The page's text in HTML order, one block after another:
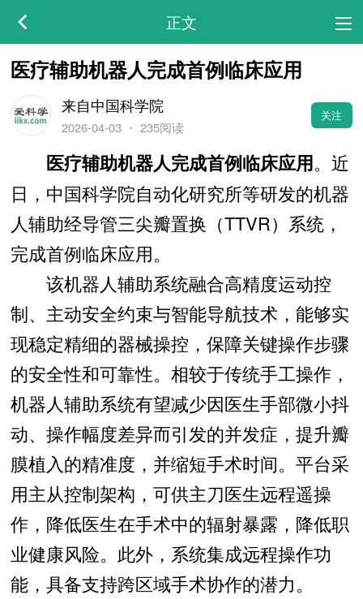
正文
医疗辅助机器人完成首例临床应用
来自中国科学院
2026-04-03・ 235阅读
关注
医疗辅助机器人完成首例临床应用。近
日，中国科学院自动化研究所等研发的机器
人辅助经导管三尖瓣置换（TTVR）系统，
完成首例临床应用。
该机器人辅助系统融合高精度运动控
制、主动安全约束与智能导航技术，能够实
现稳定精细的器械操控，保障关键操作步骤
的安全性和可靠性。相较于传统手工操作，
机器人辅助系统有望减少因医生手部微小抖
动、操作幅度差异而引发的并发症，提升瓣
膜植入的精准度，并缩短手术时间。平台采
用主从控制架构，可供主刀医生远程遥操
作，降低医生在手术中的辐射暴露，降低职
业健康风险。此外，系统集成远程操作功
能，具备支持跨区域手术协作的潜力。